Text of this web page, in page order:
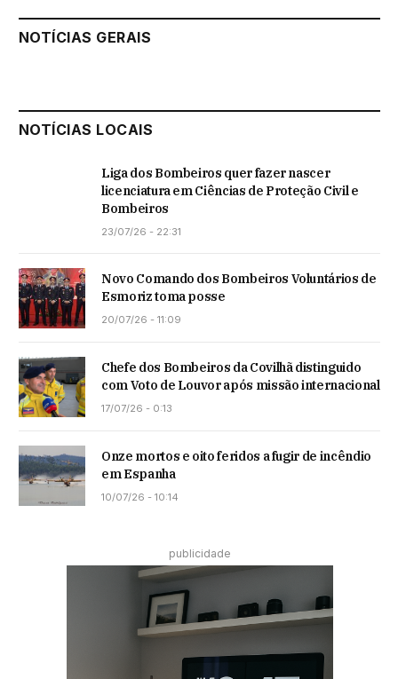
NOTÍCIAS GERAIS
NOTÍCIAS LOCAIS
Liga dos Bombeiros quer fazer nascer
licenciatura em Ciências de Proteção Civil e
Bombeiros
23/07/26 - 22:31
Novo Comando dos Bombeiros Voluntários de
Esmoriz toma posse
20/07/26 - 11:09
Chefe dos Bombeiros da Covilhã distinguido
com Voto de Louvor após missão internacional
17/07/26 - 0:13
Onze mortos e oito feridos a fugir de incêndio
em Espanha
10/07/26 - 10:14
publicidade